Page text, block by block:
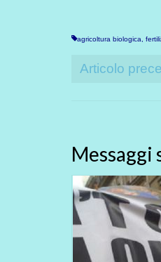
agricoltura biologica
Articolo
Messaggi